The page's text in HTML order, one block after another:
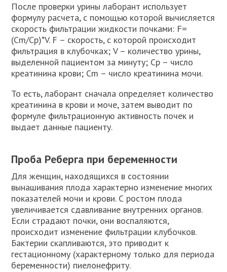
После проверки урины лаборант использует
формулу расчета, с помощью которой вычисляется
скорость фильтрации жидкости почками: F=
(Cm/Cp)*V. F – скорость, с которой происходит
фильтрация в клубочках; V – количество урины,
выделенной пациентом за минуту; Cp – число
креатинина крови; Cm – число креатинина мочи.
То есть, лаборант сначала определяет количество
креатинина в крови и моче, затем выводит по
формуле фильтрационную активность почек и
выдает данные пациенту.
Проба Реберга при беременности
Для женщин, находящихся в состоянии
вынашивания плода характерно изменение многих
показателей мочи и крови. С ростом плода
увеличивается сдавливание внутренних органов.
Если страдают почки, они воспаляются,
происходит изменение фильтрации клубочков.
Бактерии скапливаются, это приводит к
гестационному (характерному только для периода
беременности) пиелонефриту.